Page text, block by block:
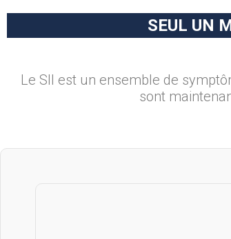
SEUL UN
Le SII est un ensemble de
sont